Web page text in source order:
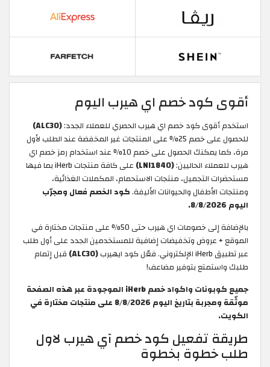
أقوى كود خصم اي هيرب اليوم
استخدم أقوى كود خصم اي هيرب الحصري للعملاء الجدد:(ALC30)
للحصول على خصم 25% على المنتجات غير المخفضة عند الطلب لأول
مرة، كما يمكنك الحصول على خصم 10% عند استخدام رمز خصم اي
هيرب للعملاء الحاليين:(LNI1840)
على كافة منتجات iHerb بما فيها
مستحضرات التجميل، منتجات الاستحمام، المكملات الغذائية،
ومنتجات الأطفال والحيوانات الأليفة.كود الخصم فعال ومجرّب
اليوم 8/8/2026.
بالإضافة إلى خصومات اي هيرب حتى 50% على منتجات مختارة في
الموقع + عروض وتخفيضات إضافية للمستخدمين الجدد على أول طلب
عبر تطبيق iHerb الإلكتروني. فعّل كود ايهيرب
(ALC30)
قبل إتمام
طلبك واستمتع بتوفير مضاعف!
جميع كوبونات واكواد خصم iHerb الموجودة عبر هذه الصفحة
موثّقة ومجربة بتاريخ اليوم 8/8/2026 على منتجات مختارة في
الكويت.
طريقة تفعيل كود خصم آي هيرب لاول
طلب خطوة بخطوة